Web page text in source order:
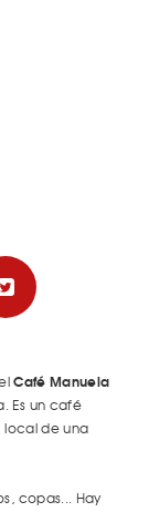
Café Manuela
Es un café
local de una
copas... Hay